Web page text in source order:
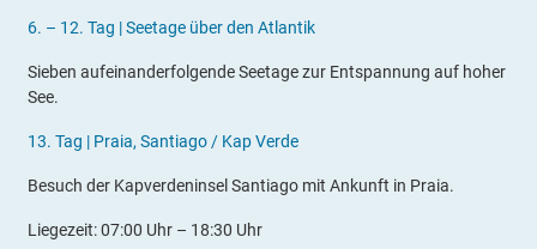
6. – 12. Tag |Seetage über den Atlantik
Sieben aufeinanderfolgende Seetage zur Entspannung auf hoher
See.
13. Tag | Praia, Santiago / Kap Verde
Besuch der Kapverdeninsel Santiago mit Ankunft in Praia.
Liegezeit: 07:00 Uhr – 18:30 Uhr